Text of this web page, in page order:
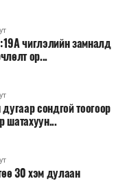
чиглэлийн замналд
ор...
сондгой тоогоор
шатахуун...
30 хэм дулаан